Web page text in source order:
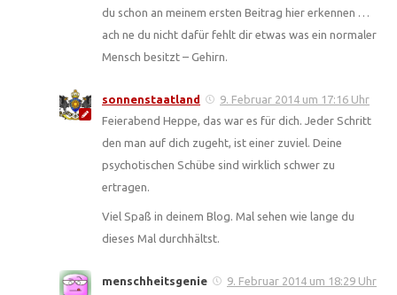
du schon an meinem ersten Beitrag hier erkennen …
ach ne du nicht dafür fehlt dir etwas was ein normaler
Mensch besitzt – Gehirn.
sonnenstaatland
9. Februar 2014 um 17:16 Uhr
Feierabend Heppe, das war es für dich. Jeder Schritt
den man auf dich zugeht, ist einer zuviel. Deine
psychotischen Schübe sind wirklich schwer zu
ertragen.
Viel Spaß in deinem Blog. Mal sehen wie lange du
dieses Mal durchhältst.
menschheitsgenie
9. Februar 2014 um 18:29 Uhr